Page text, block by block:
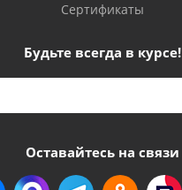
Сертификаты
Будьте всегда в курсе!
Оставайтесь на связи